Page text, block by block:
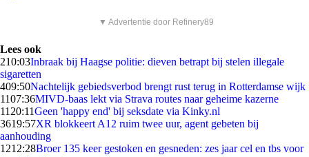
▼ Advertentie door Refinery89
Lees ook
210:03Inbraak bij Haagse politie: dieven betrapt bij stelen illegale
sigaretten
409:50Nachtelijk gebiedsverbod brengt rust terug in Rotterdamse wijk
1107:36MIVD-baas lekt via Strava routes naar geheime kazerne
11 20:11Geen 'happy end' bij seksdate via Kinky.nl
3619:57XR blokkeert A12 ruim twee uur, agent gebeten bij
aanhouding
1212:28Broer 135 keer gestoken en gesneden: zes jaar cel en tbs voor